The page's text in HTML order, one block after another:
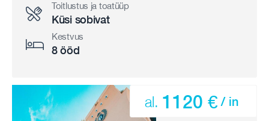
Toitlustus ja toatüüp
Küsi sobivat
Kestvus
8 ööd
al. 1120 € / in